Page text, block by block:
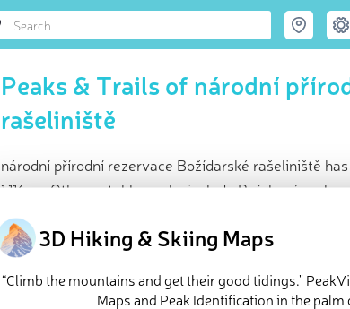
Peaks & Trails of národní
rašeliniště
národní přírodní rezervace Božídarské rašeliniště
1,116 m. Other notable peaks include Psárkový vrch.
At a glance
Highest peak:
Božídarský Špičák 1 116 m
2 named peaks
Explore národní přírodní rezervace Božídarské
3D Hiking & Skiing Maps
“Climb the mountains and get their good tidings."
Maps and Peak Identification in the